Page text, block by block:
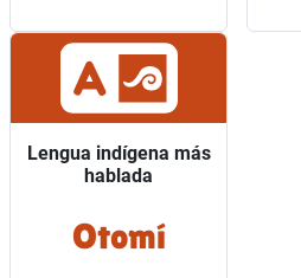
Lengua indígena más
hablada
Otomí
Lengua indígena más
hablada
2 de cada 10 hablantes
de lengua indígena